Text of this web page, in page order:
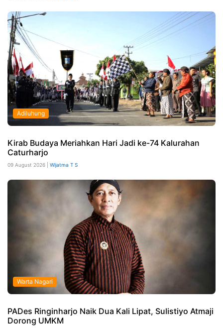
Adiluhung
Kirab Budaya Meriahkan Hari Jadi ke-74 Kalurahan
Caturharjo
09 August 2026 | Wijatma T S
Warta Nagari
PADes Ringinharjo Naik Dua Kali Lipat, Sulistiyo Atmaji
Dorong UMKM